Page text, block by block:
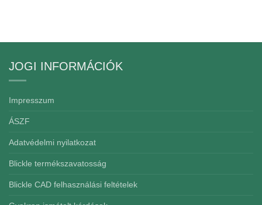
JOGI INFORMÁCIÓK
Impresszum
ÁSZF
Adatvédelmi nyilatkozat
Blickle termékszavatosság
Blickle CAD felhasználási feltételek